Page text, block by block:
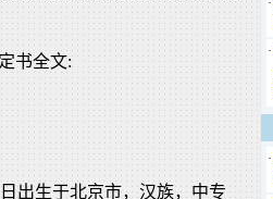
书全文:
出生于北京市，汉族，中专
·
·
·